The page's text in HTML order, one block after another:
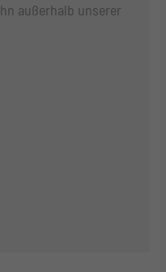
außerhalb unserer